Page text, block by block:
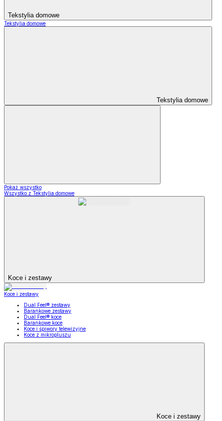
Tekstylia domowe
Tekstylia domowe
Tekstylia domowe
Pokaż wszystko
Wszystko z Tekstylia domowe
Koce i zestawy
Koce i zestawy
Dual Feel® zestawy
Barankowe zestawy
Dual Feel® koce
Barankowe koce
Koce i śpiwory telewizyjne
Koce z mikropluszu
Koce i zestawy